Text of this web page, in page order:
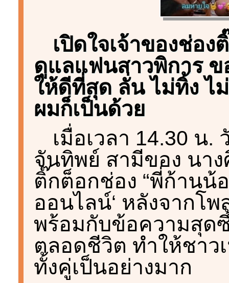
เปิดใจเจ้าของช่อ
ดูแลแฟนสาวพิการ
ให้ดีที่สุด ลั่น ไม่ทิ้ง ไม่
ผมก็เป็นด้วย
เมื่อเวลา 14.30 น
จันทิพย์ สามีของ นา
ติ๊กต็อกช่อง “พี่ก้านน้
ออนไลน์‘ หลังจากโ
พร้อมกับข้อความสุด
ตลอดชีวิต ทำให้ชาว
ทั้งคู่เป็นอย่างมาก